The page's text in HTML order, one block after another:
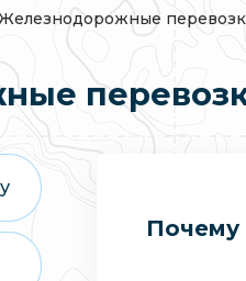
Почему